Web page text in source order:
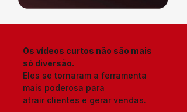
Os vídeos curtos não são mais
só diversão.
Eles se tornaram a ferramenta
mais poderosa para
atrair clientes e gerar vendas.